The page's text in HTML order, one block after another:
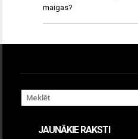
maigas?
JAUNĀKIE RAKSTI